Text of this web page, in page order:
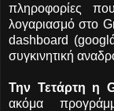
πληροφορίες
λογαριασμό στο
dashboard
συγκινητική
Την Τετάρτη η
ακόμα